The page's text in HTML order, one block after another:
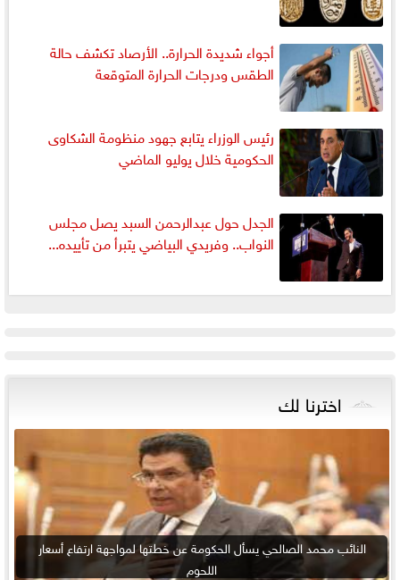
أجواء شديدة الحرارة.. الأرصاد تكشف حالة
الطقس ودرجات الحرارة المتوقعة
رئيس الوزراء يتابع جهود منظومة الشكاوى
الحكومية خلال يوليو الماضي
الجدل حول عبدالرحمن السبد يصل مجلس
النواب.. وفريدي البياضي يتبرأ من تأييده...
اخترنا لك
النائب محمد الصالحي يسأل الحكومة عن خطتها لمواجهة ارتفاع أسعار
اللحوم